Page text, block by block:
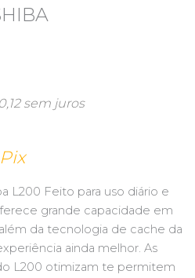
sem juros
L200 Feito para uso diário e
grande capacidade em
da tecnologia de cache da
ainda melhor. As
L200 otimizam te permitem